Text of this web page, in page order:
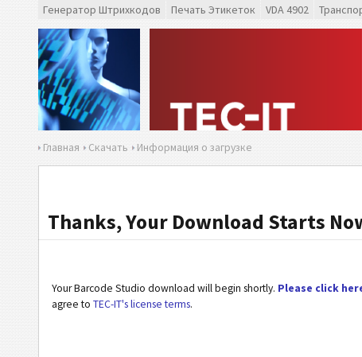
Генератор Штрихкодов Печать Этикеток VDA 4902
Главная Скачать Информация о загрузке
Thanks, Your Download Starts
Your Barcode Studio download will begin shortly. Please click
agree to TEC-IT's license terms.